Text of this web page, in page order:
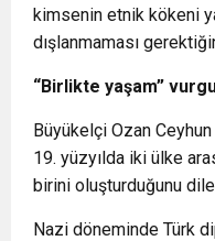
kimsenin etnik kökeni
dışlanmaması
“Birlikte yaşam”
Büyükelçi Ozan
19. yüzyılda iki ülke
birini oluşturduğunu
Nazi döneminde Türk